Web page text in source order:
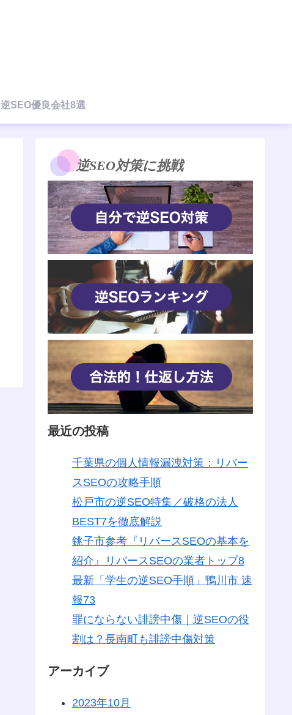
逆SEO優良会社8選
逆SEO対策に挑戦
最近の投稿
千葉県の個人情報漏洩対策：リバー
スSEOの攻略手順
松戸市の逆SEO特集／破格の法人
BEST7を徹底解説
銚子市参考『リバースSEOの基本を
紹介』リバースSEOの業者トップ8
最新「学生の逆SEO手順」鴨川市 速
報73
罪にならない誹謗中傷｜逆SEOの役
割は？長南町も誹謗中傷対策
アーカイブ
2023年10月